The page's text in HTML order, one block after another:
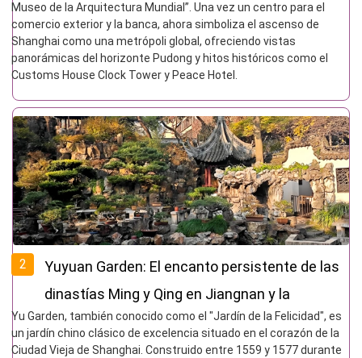
Museo de la Arquitectura Mundial”. Una vez un centro para el
comercio exterior y la banca, ahora simboliza el ascenso de
Shanghai como una metrópoli global, ofreciendo vistas
panorámicas del horizonte Pudong y hitos históricos como el
Customs House Clock Tower y Peace Hotel.
2
Yuyuan Garden: El encanto persistente de las
dinastías Ming y Qing en Jiangnan y la
tendencia moderna de la cultura china en una
metrópolis
Yu Garden, también conocido como el "Jardín de la Felicidad", es
un jardín chino clásico de excelencia situado en el corazón de la
Ciudad Vieja de Shanghai. Construido entre 1559 y 1577 durante